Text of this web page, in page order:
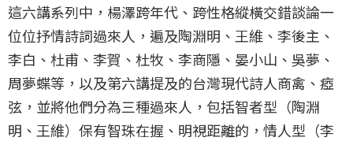
這六講系列中，楊澤跨年代、跨性格縱橫交錯談論一
位位抒情詩詞過來人，遍及陶淵明、王維、李後主、
李白、杜甫、李賀、杜牧、李商隱、晏小山、吳夢、
周夢蝶等，以及第六講提及的台灣現代詩人商禽、瘂
弦，並將他們分為三種過來人，包括智者型（陶淵
明、王維）保有智珠在握、明視距離的，情人型（李